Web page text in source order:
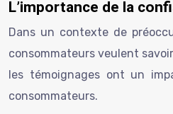
L’importance de la
Dans un contexte de
consommateurs veulent
les témoignages ont un
consommateurs.